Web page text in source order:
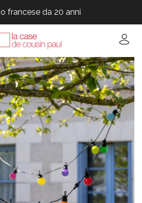
francese da 20 anni
francese da 20 anni
francese da 20 anni